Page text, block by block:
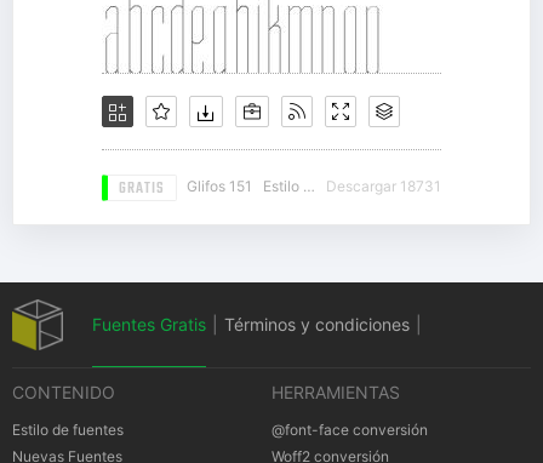
GRATIS Glifos 151 Estilo 17 Descargar 18731
Fuentes Gratis Términos y condiciones
CONTENIDO
Estilo de fuentes
Nuevas Fuentes
HERRAMIENTAS
@font-face conversión
Woff2 conversión